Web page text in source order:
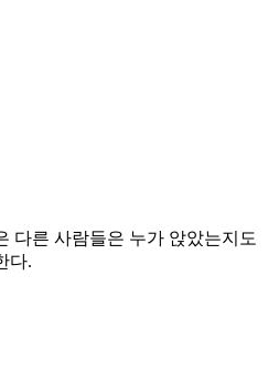
다른 사람들은 누가 앉았는지도
다.